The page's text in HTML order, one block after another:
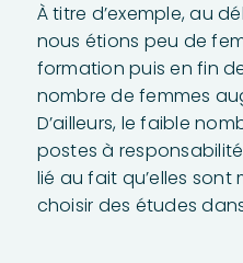
À titre d’exemple, au
nous étions peu de
formation puis en fin
nombre de femmes
D’ailleurs, le faible
postes à
lié au fait qu’elles sont
choisir des études